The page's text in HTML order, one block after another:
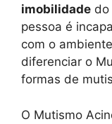
imobilidade do
pessoa é
com o
diferenciar o
formas de
O Mutismo